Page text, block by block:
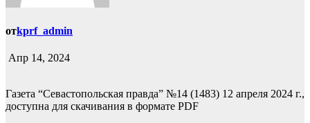
отkprf_admin
Апр 14, 2024
Газета “Севастопольская правда” №14 (1483) 12 апреля 2024 г.,
доступна для скачивания в формате PDF